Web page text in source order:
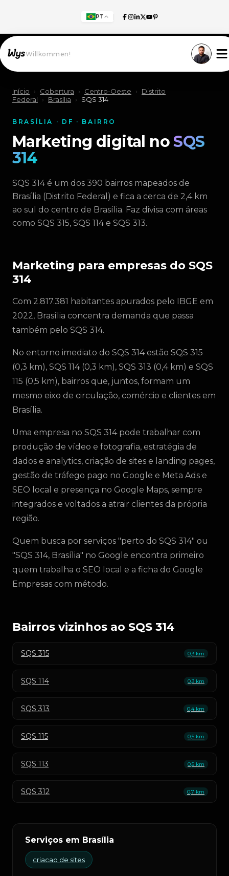
PT
Willkommen!
Início › Cobertura › Centro-Oeste ›
Distrito
Federal
› Brasília › SQS 314
BRASÍLIA · DF · BAIRRO
Marketing digital noSQS
314
SQS 314 é um dos 390 bairros mapeados de
Brasília (Distrito Federal) e fica a cerca de 2,4 km
ao sul do centro de Brasília. Faz divisa com áreas
como SQS 315, SQS 114 e SQS 313.
Marketing para empresas do SQS
314
Com 2.817.381 habitantes apurados pelo IBGE em
2022, Brasília concentra demanda que passa
também pelo SQS 314.
No entorno imediato do SQS 314 estão SQS 315
(0,3 km), SQS 114 (0,3 km), SQS 313 (0,4 km) e SQS
115 (0,5 km), bairros que, juntos, formam um
mesmo eixo de circulação, comércio e clientes em
Brasília.
Uma empresa no SQS 314 pode trabalhar com
produção de vídeo e fotografia, estratégia de
dados e analytics, criação de sites e landing pages,
gestão de tráfego pago no Google e Meta Ads e
SEO local e presença no Google Maps, sempre
integrados e voltados a atrair clientes da própria
região.
Quem busca por serviços "perto do SQS 314" ou
"SQS 314, Brasília" no Google encontra primeiro
quem trabalha o SEO local e a ficha do Google
Empresas com método.
Bairros vizinhos ao SQS 314
SQS 315 0,3 km
SQS 114 0,3 km
SQS 313 0,4 km
SQS 115 0,5 km
SQS 113 0,5 km
SQS 312 0,7 km
Serviços em Brasília
criacao de sites